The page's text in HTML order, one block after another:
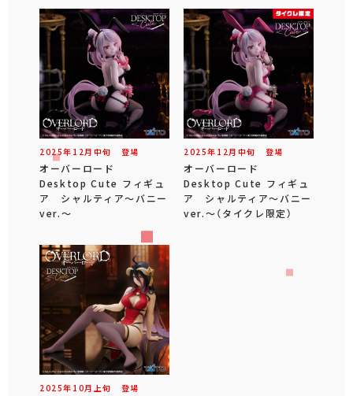
2025年 12 月 中旬 登場
オーバーロード
Desktop Cute フィギュ
ア シャルティア～バニー
ver.～
2025年 12 月 中旬 登場
オーバーロード
Desktop Cute フィギュ
ア シャルティア～バニー
ver.～（タイクレ限定）
2025年 10月 上旬 登場